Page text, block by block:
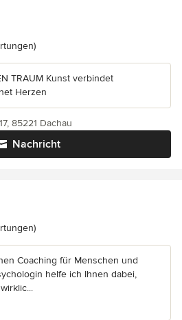
5 von 5 Sternen
TRAUM Kunst verbindet
Herzen
Nachricht
85221 Dachau
5 von 5 Sternen
Coaching für Menschen und
helfe ich Ihnen dabei,